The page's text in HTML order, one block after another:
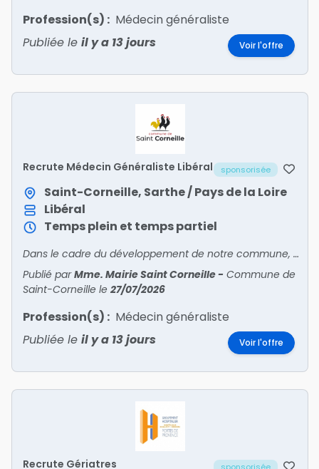
Profession(s) : Médecin généraliste
Publiée le il y a 13 jours Voir l'offre
Recrute Médecin Généraliste Libéral sponsorisée
Saint-Corneille, Sarthe / Pays de la Loire
Libéral
Temps plein et temps partiel
Dans le cadre du développement de notre commune, nous recherchons un médecin généraliste libéral souhaitant s'installer dans un environnement dynamique et agréable.
Publié parMme. Mairie Saint Corneille- Commune de
Saint-Corneille le 27/07/2026
Profession(s) : Médecin généraliste
Publiée le il y a 13 jours Voir l'offre
Recrute Gériatres